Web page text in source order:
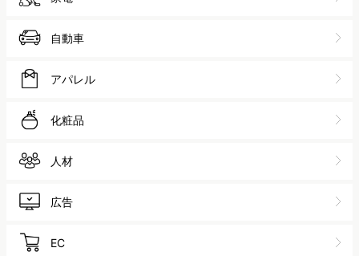
自動車
アパレル
化粧品
人材
広告
EC